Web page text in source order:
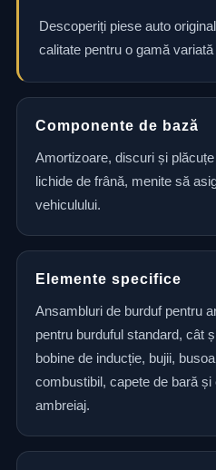
Descoperiți piese auto
calitate pentru o gamă
Componente de bază
Amortizoare, discuri și
lichide de frână, menite să
vehiculului.
Elemente specifice
Ansambluri de burduf pentru
pentru burduful standard, cât
bobine de inducție, bujii,
combustibil, capete de bară și
ambreiaj.